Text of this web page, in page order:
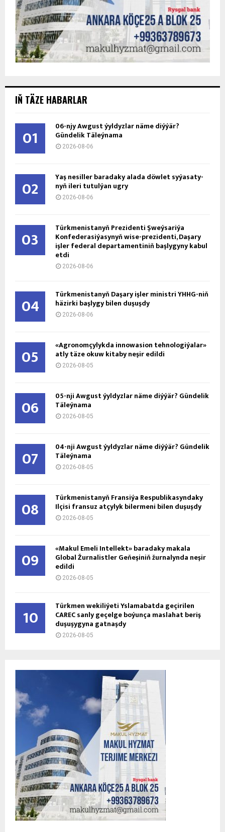
IŇ TÄZE HABARLAR
01 06-njy Awgust ýyldyzlar näme diýýär?
Gündelik Täleýnama
2026-08-06
02 Ýaş ne­sil­ler ba­ra­da­ky ala­da döw­let sy­ýa­sa­ty­
nyň ile­ri tu­tul­ýan ug­ry
2026-08-06
03 Türkmenistanyň Prezidenti Şweýsariýa
Konfederasiýasynyň wise-prezidenti, Daşary
işler federal departamentiniň başlygyny kabul
etdi
2026-08-06
04 Türkmenistanyň Daşary işler ministri ÝHHG-niň
häzirki başlygy bilen duşuşdy
2026-08-06
05 «Agronomçylykda innowasion tehnologiýalar»
atly täze okuw kitaby neşir edildi
2026-08-05
06 05-nji Awgust ýyldyzlar näme diýýär? Gündelik
Täleýnama
2026-08-05
07 04-nji Awgust ýyldyzlar näme diýýär? Gündelik
Täleýnama
2026-08-05
08 Türkmenistanyň Fransiýa Respublikasyndaky
Ilçisi fransuz atçylyk bilermeni bilen duşuşdy
2026-08-05
09 «Makul Emeli Intellekt» baradaky makala
Global Žurnalistler Geňeşiniň žurnalynda neşir
edildi
2026-08-05
10 Türkmen wekiliýeti Yslamabatda geçirilen
CAREC sanly geçelge boýunça maslahat beriş
duşuşygyna gatnaşdy
2026-08-05